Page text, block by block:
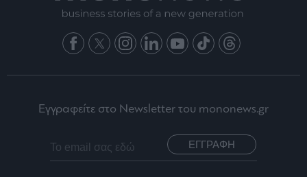
Εγγραφείτε στο Newsletter του mononews.gr
ΕΓΓΡΑΦΗ